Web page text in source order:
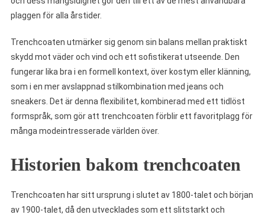
plaggen för alla årstider.
Trenchcoaten utmärker sig genom sin balans mellan praktiskt
skydd mot väder och vind och ett sofistikerat utseende. Den
fungerar lika bra i en formell kontext, över kostym eller klänning,
som i en mer avslappnad stilkombination med jeans och
sneakers. Det är denna flexibilitet, kombinerad med ett tidlöst
formspråk, som gör att trenchcoaten förblir ett favoritplagg för
många modeintresserade världen över.
Historien bakom trenchcoaten
Trenchcoaten har sitt ursprung i slutet av 1800-talet och början
av 1900-talet, då den utvecklades som ett slitstarkt och